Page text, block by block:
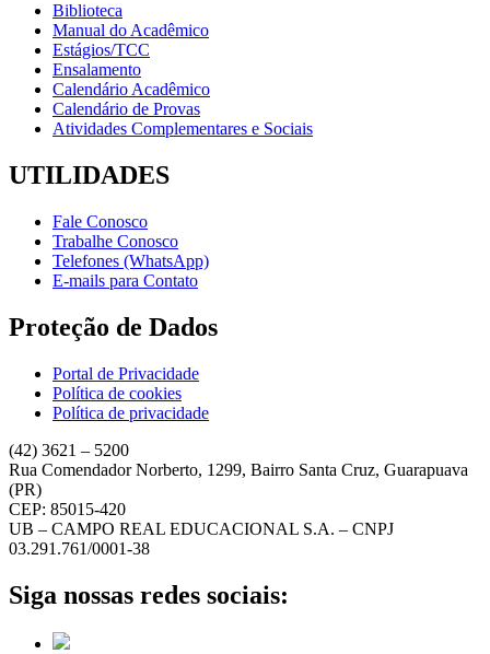
Biblioteca
Manual do Acadêmico
Estágios/TCC
Ensalamento
Calendário Acadêmico
Calendário de Provas
Atividades Complementares e Sociais
UTILIDADES
Fale Conosco
Trabalhe Conosco
Telefones (WhatsApp)
E-mails para Contato
Proteção de Dados
Portal de Privacidade
Política de cookies
Política de privacidade
(42) 3621 – 5200
Rua Comendador Norberto, 1299, Bairro Santa Cruz, Guarapuava
(PR)
CEP: 85015-420
UB – CAMPO REAL EDUCACIONAL S.A. – CNPJ
03.291.761/0001-38
Siga nossas redes sociais: